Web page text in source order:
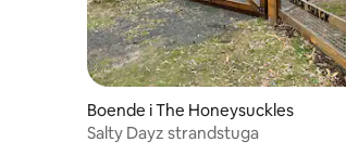
Boende i The Honeysuckles
Salty Dayz strandstuga